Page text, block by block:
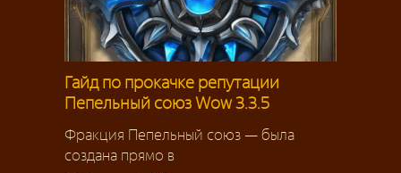
Гайд по прокачке репутации
Пепельный союз Wow 3.3.5
Фракция Пепельный союз — была
создана прямо в